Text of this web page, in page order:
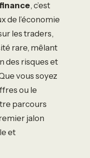
, c’est
de l’économie
les traders,
rare, mêlant
des risques et
vous soyez
ou le
parcours
jalon
et